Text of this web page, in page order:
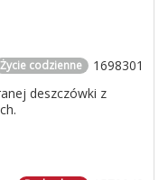
1698301
Życie codzienne
deszczówki z